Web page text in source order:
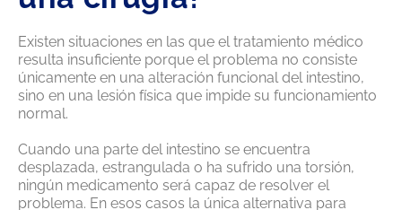
Existen situaciones en las que el tratamiento médico
resulta insuficiente porque el problema no consiste
únicamente en una alteración funcional del intestino,
sino en una lesión física que impide su funcionamiento
normal.
Cuando una parte del intestino se encuentra
desplazada, estrangulada o ha sufrido una torsión,
ningún medicamento será capaz de resolver el
problema. En esos casos la única alternativa para